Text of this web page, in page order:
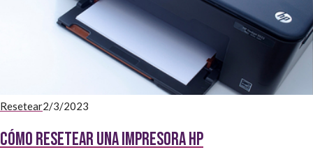
Resetear2/3/2023
Cómo resetear una impresora HP